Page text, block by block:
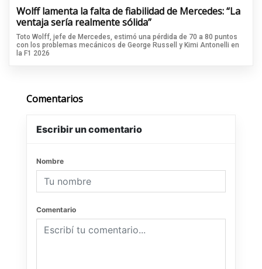
Wolff lamenta la falta de fiabilidad de Mercedes: “La
ventaja sería realmente sólida”
Toto Wolff, jefe de Mercedes, estimó una pérdida de 70 a 80 puntos
con los problemas mecánicos de George Russell y Kimi Antonelli en
la F1 2026
Comentarios
Escribir un comentario
Nombre
Comentario